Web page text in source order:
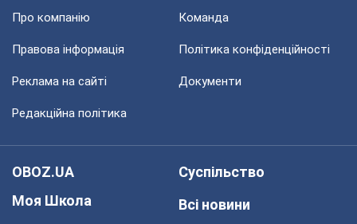
Про компанію Команда
Правова інформація Політика конфіденційності
Реклама на сайті Документи
Редакційна політика
OBOZ.UA
Моя Школа
Суспільство
Всі новини